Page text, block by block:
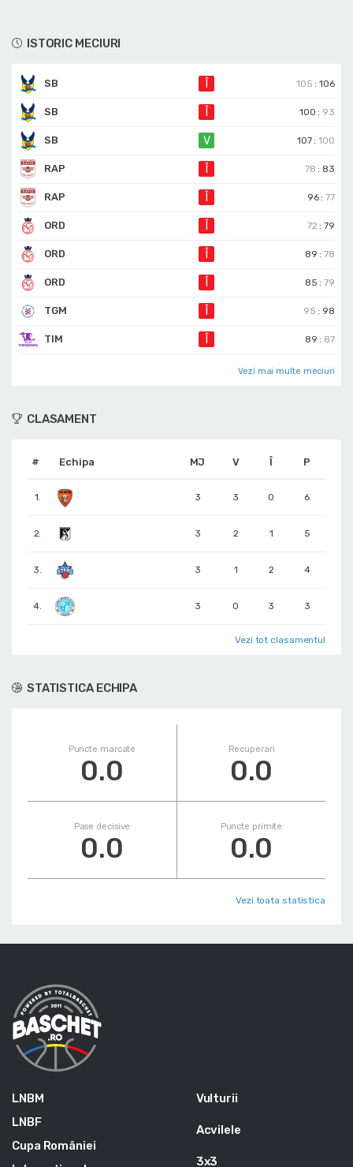
ISTORIC MECIURI
SB 105 :106
SB 100 : 93
SB V 107 :100
RAP 78 : 83
RAP 96 :77
ORD 72 :79
ORD 89 :78
ORD 85 :79
TGM 95 : 98
TIM 89 : 87
Vezi mai multe meciuri
CLASAMENT
# Echipa MJ V Î P
1. 3 3 0 6
2. 3 2 1 5
3. 3 1 2 4
4. 3 0 3 3
Vezi tot clasamentul
STATISTICA ECHIPA
Puncte marcate
0.0
Recuperari
0.0
Pase decisive
0.0
Puncte primite
0.0
Vezi toata statistica
LNBM
LNBF
Cupa României
Vulturii
Acvilele
3x3